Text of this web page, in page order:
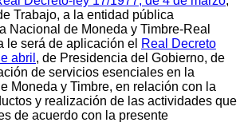
Trabajo, a la entidad pública
Nacional de Moneda y Timbre-Real
le será de aplicación el Real Decreto
abril , de Presidencia del Gobierno, de
de servicios esenciales en la
Moneda y Timbre, en relación con la
y realización de las actividades que
de acuerdo con la presente